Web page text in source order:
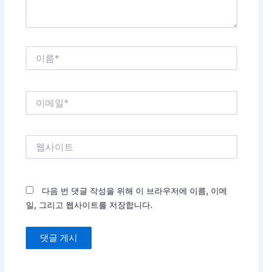
다음 번 댓글 작성을 위해 이 브라우저에 이름, 이메
일, 그리고 웹사이트를 저장합니다.